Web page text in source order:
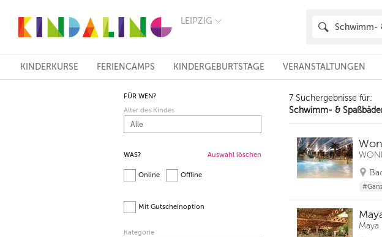
LEIPZIG
BERLIN
FRANKFURT
KÖLN
ESSEN
WIEN
REGIONEN
KINDERKURSE FERIENCAMPS KINDERGEBURTSTAGE VERANSTALTUNGEN
FÜR WEN?
Alter des Kindes
WAS? Auswahl löschen
Online Offline
Mit Gutscheinoption
Kategorie
7 Suchergebnisse für:
Schwimm- &